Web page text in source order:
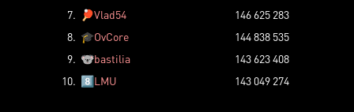
7.
🏓Vlad54
146 625 283
8. 🎓OvCore
144 838 535
9. 🐨bastilia
143 623 408
10. 8️⃣LMU 143 049 274